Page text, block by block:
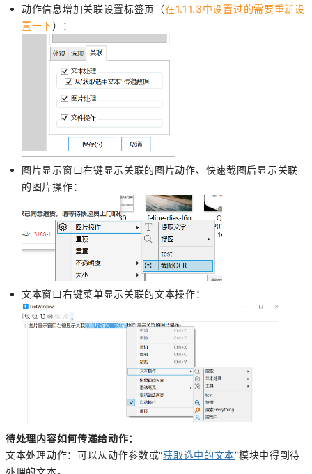
动作信息增加关联设置标签页（在1.11.3中设置过的需要重新设
置一下）：
图片显示窗口右键显示关联的图片动作、快速截图后显示关联
的图片操作：
文本窗口右键菜单显示关联的文本操作：
待处理内容如何传递给动作：
文本处理动作：可以从动作参数或“获取选中的文本”模块中得到待
处理的文本。